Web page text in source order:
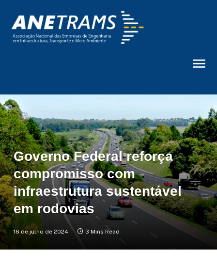
Governo Federal reforça
compromisso com
infraestrutura sustentável
em rodovias
16 de julho de 2024 3 Mins Read